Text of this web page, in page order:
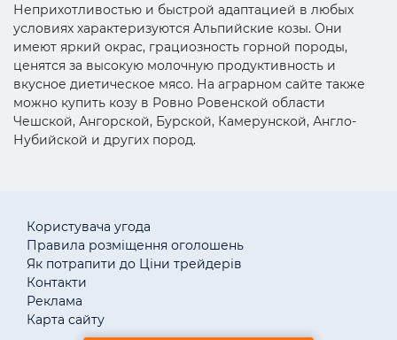
Неприхотливостью и быстрой адаптацией в любых
условиях характеризуются Альпийские козы. Они
имеют яркий окрас, грациозность горной породы,
ценятся за высокую молочную продуктивность и
вкусное диетическое мясо. На аграрном сайте также
можно купить козу в Ровно Ровенской области
Чешской, Ангорской, Бурской, Камерунской, Англо-
Нубийской и других пород.
Користувача угода
Правила розміщення оголошень
Як потрапити до Ціни трейдерів
Контакти
Реклама
Карта сайту